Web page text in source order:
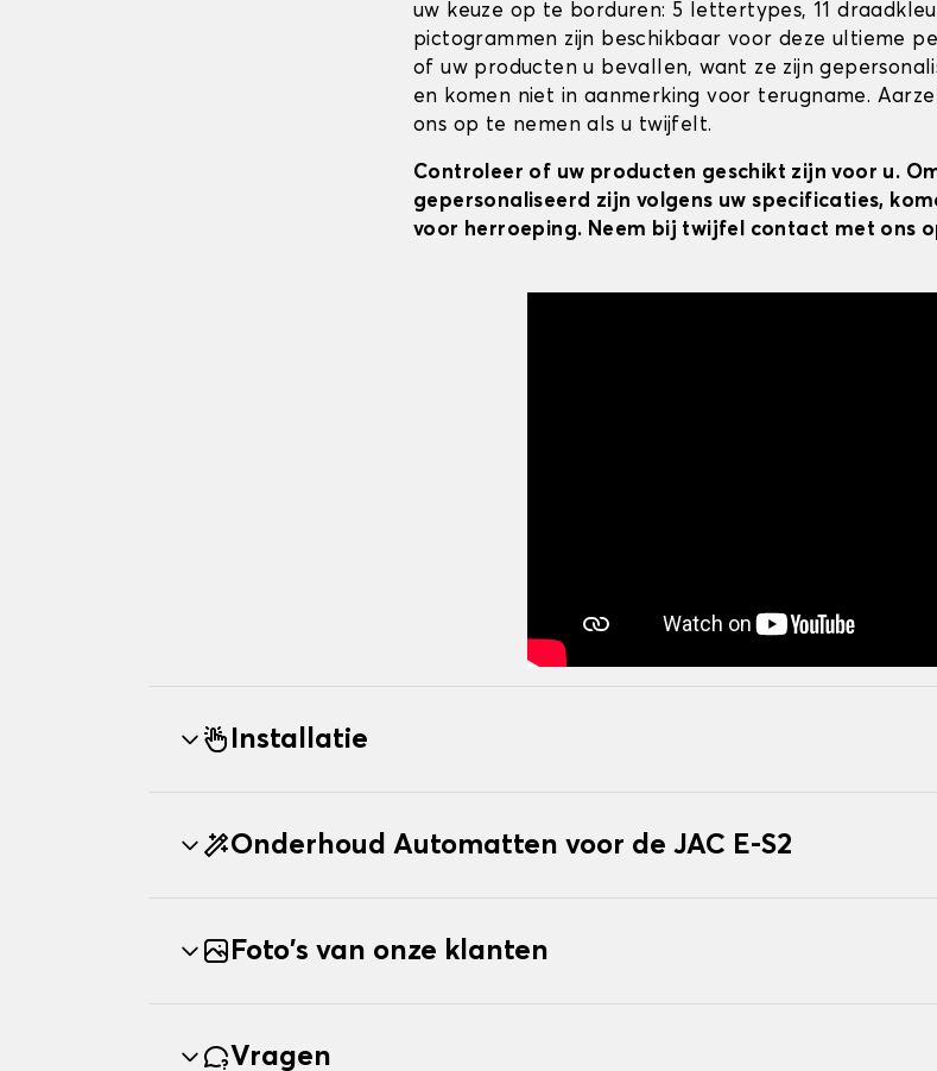
uw keuze op te borduren: 5 lettertypes, 11
pictogrammen zijn beschikbaar voor deze ultieme
of uw producten u bevallen, want ze zijn
en komen niet in aanmerking voor terugname.
ons op te nemen als u twijfelt.
Controleer of uw producten geschikt zijn voor u.
gepersonaliseerd zijn volgens uw specificaties,
voor herroeping. Neem bij twijfel contact met ons
Installatie
Onderhoud Automatten voor de JAC E-S2
Foto's van onze klanten
Vragen